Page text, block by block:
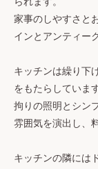
家事のしやすさと
インとアンティー
キッチンは繰り下
をもたらしています
拘りの照明とシン
雰囲気を演出し、
キッチンの隣には